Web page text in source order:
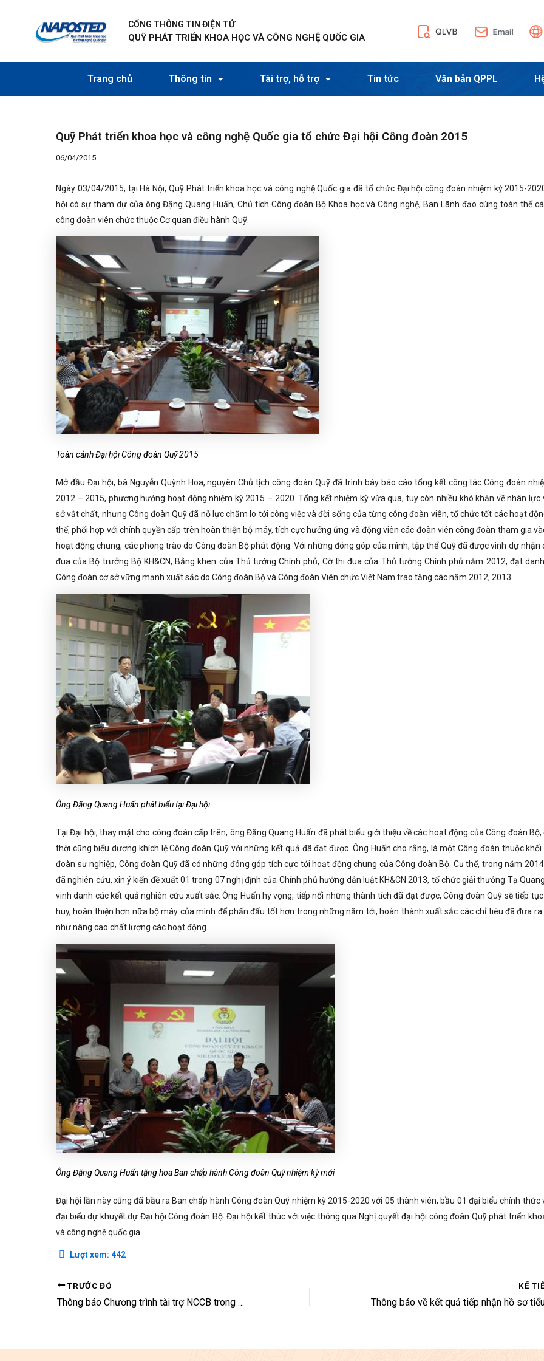
CỔNG THÔNG TIN ĐIỆN TỬ
QUỸ PHÁT TRIỂN KHOA HỌC VÀ CÔNG NGHỆ QUỐC GIA
Trang chủ Thông tin Tài trợ, hỗ trợ Tin tức Văn bản QPPL
Quỹ Phát triển khoa học và công nghệ Quốc gia tổ chức Đại hội Công đoàn 2015
06/04/2015
Ngày 03/04/2015, tại Hà Nội, Quỹ Phát triển khoa học và công nghệ Quốc gia đã tổ chức Đại hội công đoàn nhiệm kỳ 2015-
hội có sự tham dự của ông Đặng Quang Huấn, Chủ tịch Công đoàn Bộ Khoa học và Công nghệ, Ban Lãnh đạo cùng toàn thể
công đoàn viên chức thuộc Cơ quan điều hành Quỹ.
Toàn cảnh Đại hội Công đoàn Quỹ 2015
Mở đầu Đại hội, bà Nguyễn Quỳnh Hoa, nguyên Chủ tịch công đoàn Quỹ đã trình bày báo cáo tổng kết công tác Công đoàn
2012 – 2015, phương hướng hoạt động nhiệm kỳ 2015 – 2020. Tổng kết nhiệm kỳ vừa qua, tuy còn nhiều khó khăn về nhân lực
sở vật chất, nhưng Công đoàn Quỹ đã nỗ lực chăm lo tới công việc và đời sống của từng công đoàn viên, tổ chức tốt các hoạt
thể, phối hợp với chính quyền cấp trên hoàn thiện bộ máy, tích cực hưởng ứng và động viên các đoàn viên công đoàn tham gia
hoạt động chung, các phong trào do Công đoàn Bộ phát động. Với những đóng góp của mình, tập thể Quỹ đã được vinh dự nhận
đua của Bộ trưởng Bộ KH&CN, Bằng khen của Thủ tướng Chính phủ, Cờ thi đua của Thủ tướng Chính phủ năm 2012, đạt
Công đoàn cơ sở vững mạnh xuất sắc do Công đoàn Bộ và Công đoàn Viên chức Việt Nam trao tặng các năm 2012, 2013.
Ông Đặng Quang Huấn phát biểu tại Đại hội
Tại Đại hội, thay mặt cho công đoàn cấp trên, ông Đặng Quang Huấn đã phát biểu giới thiệu về các hoạt động của Công đoàn Bộ,
thời cũng biểu dương khích lệ Công đoàn Quỹ với những kết quả đã đạt được. Ông Huấn cho rằng, là một Công đoàn thuộc khối
đoàn sự nghiệp, Công đoàn Quỹ đã có những đóng góp tích cực tới hoạt động chung của Công đoàn Bộ. Cụ thể, trong năm
đã nghiên cứu, xin ý kiến đề xuất 01 trong 07 nghị định của Chính phủ hướng dẫn luật KH&CN 2013, tổ chức giải thưởng Tạ
vinh danh các kết quả nghiên cứu xuất sắc. Ông Huấn hy vọng, tiếp nối những thành tích đã đạt được, Công đoàn Quỹ sẽ tiếp
huy, hoàn thiện hơn nữa bộ máy của mình để phấn đấu tốt hơn trong những năm tới, hoàn thành xuất sắc các chỉ tiêu đã đưa ra
như nâng cao chất lượng các hoạt động.
Ông Đặng Quang Huấn tặng hoa Ban chấp hành Công đoàn Quỹ nhiệm kỳ mới
Đại hội lần này cũng đã bầu ra Ban chấp hành Công đoàn Quỹ nhiệm kỳ 2015-2020 với 05 thành viên, bầu 01 đại biểu chính thức
đại biểu dự khuyết dự Đại hội Công đoàn Bộ. Đại hội kết thúc với việc thông qua Nghị quyết đại hội công đoàn Quỹ phát triển
và công nghệ quốc gia.
Lượt xem: 442
hướng
bài
TRƯỚC ĐÓ
Thông báo Chương trình tài trợ NCCB trong khoa học tự nhiên và kỹ thuật năm 2015
KẾ